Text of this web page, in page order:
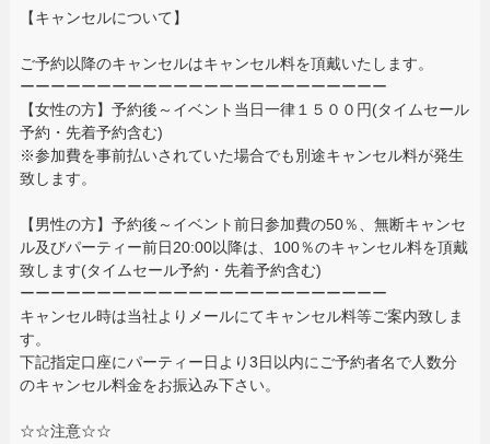
【キャンセルについて】
ご予約以降のキャンセルはキャンセル料を頂戴いたします。
ーーーーーーーーーーーーーーーーーーーーーーーー
【女性の方】予約後～イベント当日一律１５００円(タイムセール
予約・先着予約含む)
※参加費を事前払いされていた場合でも別途キャンセル料が発生
致します。
【男性の方】予約後～イベント前日参加費の50％、無断キャンセ
ル及びパーティー前日20:00以降は、100％のキャンセル料を頂戴
致します(タイムセール予約・先着予約含む)
ーーーーーーーーーーーーーーーーーーーーーーーー
キャンセル時は当社よりメールにてキャンセル料等ご案内致しま
す。
下記指定口座にパーティー日より3日以内にご予約者名で人数分
のキャンセル料金をお振込み下さい。
☆☆注意☆☆